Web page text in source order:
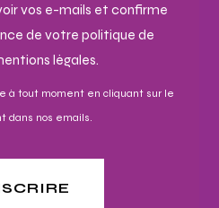
vos e-mails et confirme
de votre politique de
légales.
à tout moment en cliquant sur le
dans nos emails.